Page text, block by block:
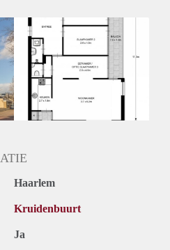
Haarlem
Kruidenbuurt
Ja